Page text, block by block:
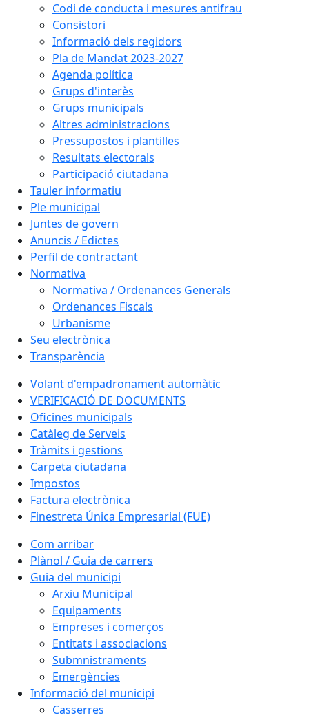
Codi de conducta i mesures antifrau
Consistori
Informació dels regidors
Pla de Mandat 2023-2027
Agenda política
Grups d'interès
Grups municipals
Altres administracions
Pressupostos i plantilles
Resultats electorals
Participació ciutadana
Tauler informatiu
Ple municipal
Juntes de govern
Anuncis / Edictes
Perfil de contractant
Normativa
Normativa / Ordenances Generals
Ordenances Fiscals
Urbanisme
Seu electrònica
Transparència
Volant d'empadronament automàtic
VERIFICACIÓ DE DOCUMENTS
Oficines municipals
Catàleg de Serveis
Tràmits i gestions
Carpeta ciutadana
Impostos
Factura electrònica
Finestreta Única Empresarial (FUE)
Com arribar
Plànol / Guia de carrers
Guia del municipi
Arxiu Municipal
Equipaments
Empreses i comerços
Entitats i associacions
Submnistraments
Emergències
Informació del municipi
Casserres